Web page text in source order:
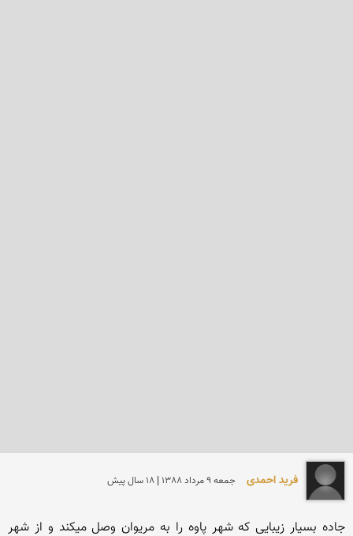
فرید احمدی جمعه 9 مرداد 1388 | 18 سال پیش